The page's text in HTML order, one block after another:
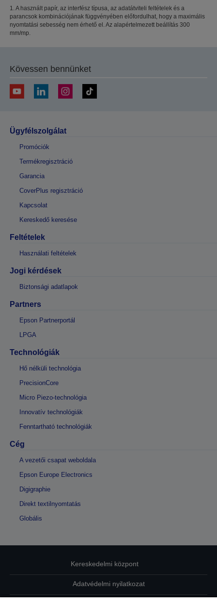
1. A használt papír, az interfész típusa, az adatátviteli feltételek és a
parancsok kombinációjának függvényében előfordulhat, hogy a maximális
nyomtatási sebesség nem érhető el. Az alapértelmezett beállítás 300
mm/mp.
Kövessen bennünket
Ügyfélszolgálat
Promóciók
Termékregisztráció
Garancia
CoverPlus regisztráció
Kapcsolat
Kereskedő keresése
Feltételek
Használati feltételek
Jogi kérdések
Biztonsági adatlapok
Partners
Epson Partnerportál
LPGA
Technológiák
Hő nélküli technológia
PrecisionCore
Micro Piezo-technológia
Innovatív technológiák
Fenntartható technológiák
Cég
A vezetői csapat weboldala
Epson Europe Electronics
Digigraphie
Direkt textilnyomtatás
Globális
Kereskedelmi központ
Adatvédelmi nyilatkozat